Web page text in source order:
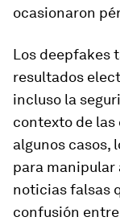
ocasionaron
Los deepfakes
resultados
incluso la
contexto de las
algunos casos,
para
noticias falsas
confusión